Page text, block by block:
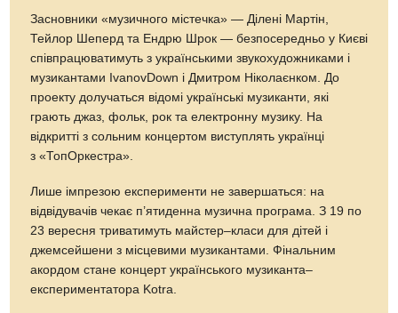
Засновники «музичного містечка» — Ділені Мартін,
Тейлор Шеперд та Ендрю Шрок — безпосередньо у Києві
співпрацюватимуть з українськими звукохудожниками і
музикантами IvanovDown і Дмитром Ніколаєнком. До
проекту долучаться відомі українські музиканти, які
грають джаз, фольк, рок та електронну музику. На
відкритті з сольним концертом виступлять українці
з «ТопОркестра».
Лише імпрезою експерименти не завершаться: на
відвідувачів чекає п’ятиденна музична програма. З 19 по
23 вересня триватимуть майстер–класи для дітей і
джемсейшени з місцевими музикантами. Фінальним
акордом стане концерт українського музиканта–
експериментатора Kotra.